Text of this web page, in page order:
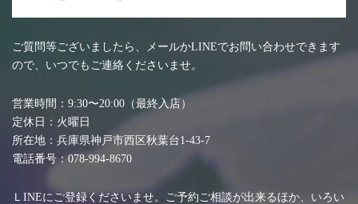
ご質問等ございましたら、メールかLINEでお問い合わせできます
ので、いつでもご連絡くださいませ。
営業時間：9:30〜20:00（最終入店）
定休日：火曜日
所在地：兵庫県神戸市西区秋葉台1-43-7
電話番号：078-994-8670
ＬINEにご登録くださいませ。ご予約ご相談が出来るほか、いろい